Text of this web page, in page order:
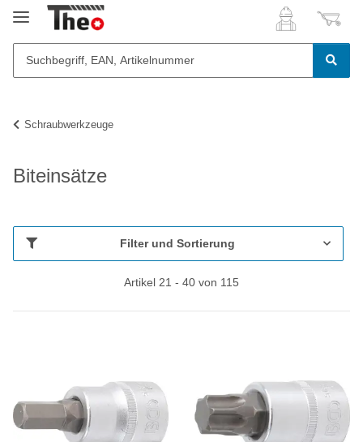
Schraubwerkzeuge
Biteinsätze
Filter und Sortierung
Artikel 21 - 40 von 115